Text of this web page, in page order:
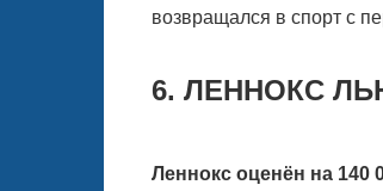
возвращался в спорт с
6. ЛЕННОКС
Леннокс оценён на 140